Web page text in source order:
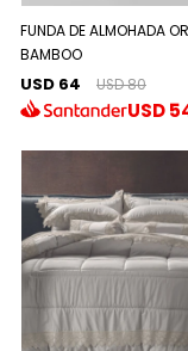
FUNDA DE ALMOHADA
BAMBOO
USD 64 USD 80
USD